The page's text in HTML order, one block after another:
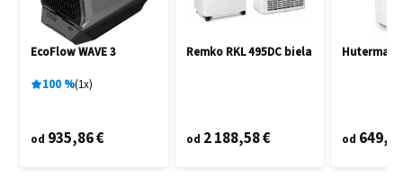
EcoFlow WAVE 3
100% 1x
od 935,86 €
Remko RKL 495DC biela
od 2 188,58 €
Hutermann
od